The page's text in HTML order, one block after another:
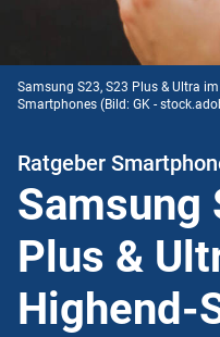
Samsung S23, S23 Plus & Ultra
Smartphones (Bild: GK -
Ratgeber
Samsung
Plus &
Highend-